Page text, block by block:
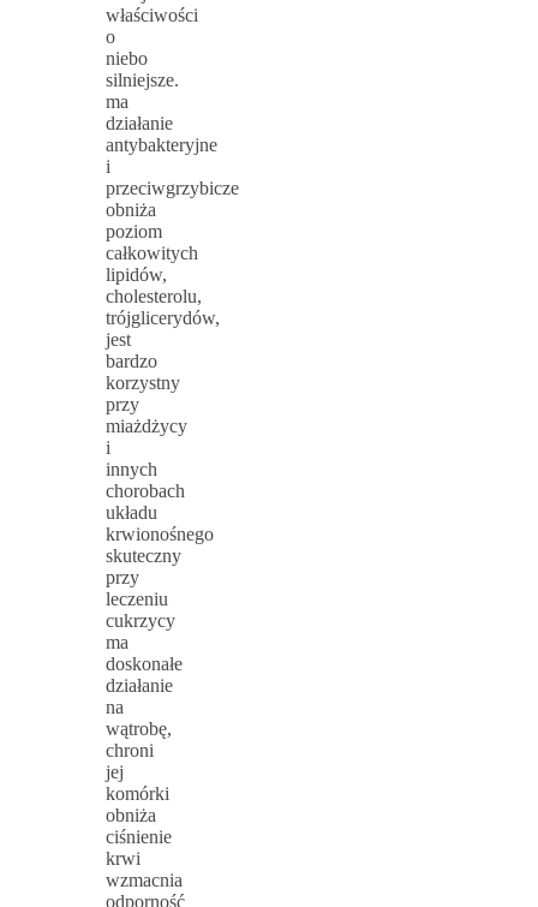
właściwości
o
niebo
silniejsze.
ma
działanie
antybakteryjne
i
przeciwgrzybicze
obniża
poziom
całkowitych
lipidów,
cholesterolu,
trójglicerydów,
jest
bardzo
korzystny
przy
miażdżycy
i
innych
chorobach
układu
krwionośnego
skuteczny
przy
leczeniu
cukrzycy
ma
doskonałe
działanie
na
wątrobę,
chroni
jej
komórki
obniża
ciśnienie
krwi
wzmacnia
odporność